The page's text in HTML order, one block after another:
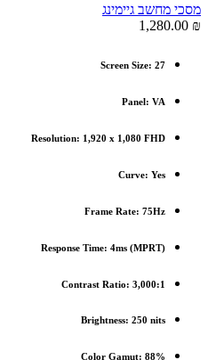
מסכי מחשב גיימינג
1,280.00 ₪
Screen Size: 27
Panel: VA
Resolution: 1,920 x 1,080 FHD
Curve: Yes
Frame Rate: 75Hz
(Response Time: 4ms (MPRT
Contrast Ratio: 3,000:1
Brightness: 250 nits
Color Gamut: 88%